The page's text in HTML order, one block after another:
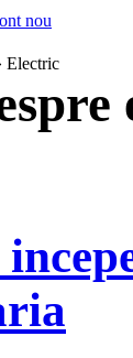
nou
Electric